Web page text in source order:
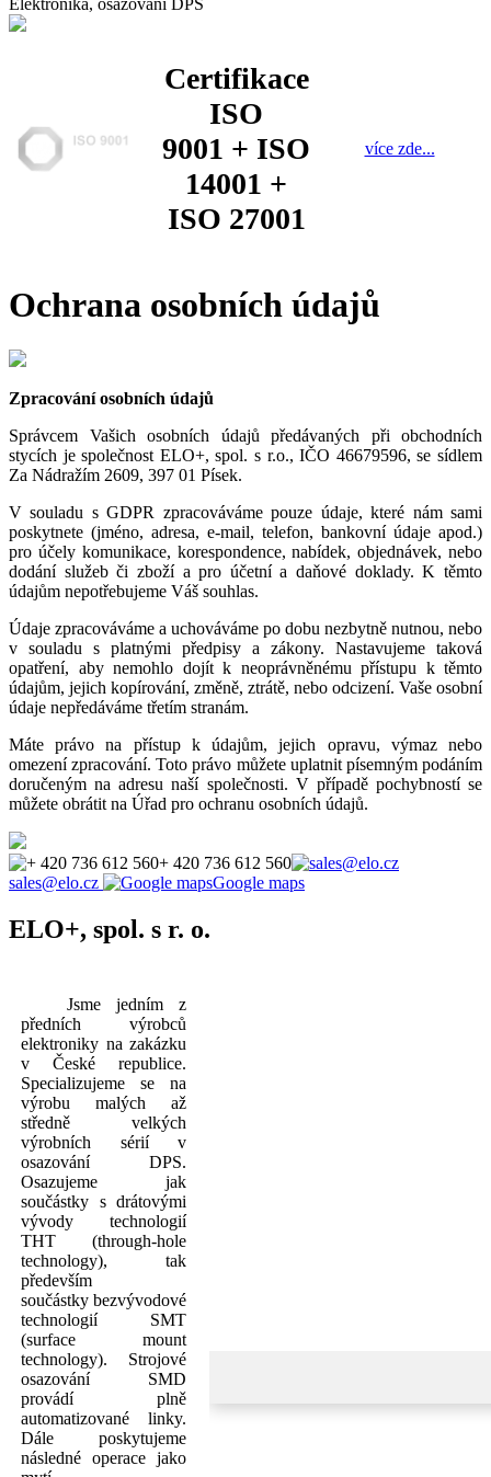
Certifikace
ISO
9001 + ISO
14001 +
ISO 27001
více zde...
Ochrana osobních údajů
Zpracování osobních údajů
Správcem Vašich osobních údajů předávaných při obchodních
stycích je společnost ELO+, spol. s r.o., IČO 46679596, se sídlem
Za Nádražím 2609, 397 01 Písek.
V souladu s GDPR zpracováváme pouze údaje, které nám sami
poskytnete (jméno, adresa, e-mail, telefon, bankovní údaje apod.)
pro účely komunikace, korespondence, nabídek, objednávek, nebo
dodání služeb či zboží a pro účetní a daňové doklady. K těmto
údajům nepotřebujeme Váš souhlas.
Údaje zpracováváme a uchováváme po dobu nezbytně nutnou, nebo
v souladu s platnými předpisy a zákony. Nastavujeme taková
opatření, aby nemohlo dojít k neoprávněnému přístupu k těmto
údajům, jejich kopírování, změně, ztrátě, nebo odcizení. Vaše osobní
údaje nepředáváme třetím stranám.
Máte právo na přístup k údajům, jejich opravu, výmaz nebo
omezení zpracování. Toto právo můžete uplatnit písemným podáním
doručeným na adresu naší společnosti. V případě pochybností se
můžete obrátit na Úřad pro ochranu osobních údajů.
+ 420 736 612 560
sales@elo.cz
Google maps
ELO+, spol. s r. o.
Jsme jedním z
předních výrobců
elektroniky na zakázku
v České republice.
Specializujeme se na
výrobu malých až
středně velkých
výrobních sérií v
osazování DPS.
Osazujeme jak
součástky s drátovými
vývody technologií
THT (through-hole
technology), tak
především
součástky bezvývodové
technologií SMT
(surface mount
technology). Strojové
osazování SMD
provádí plně
automatizované linky.
Dále poskytujeme
následné operace jako